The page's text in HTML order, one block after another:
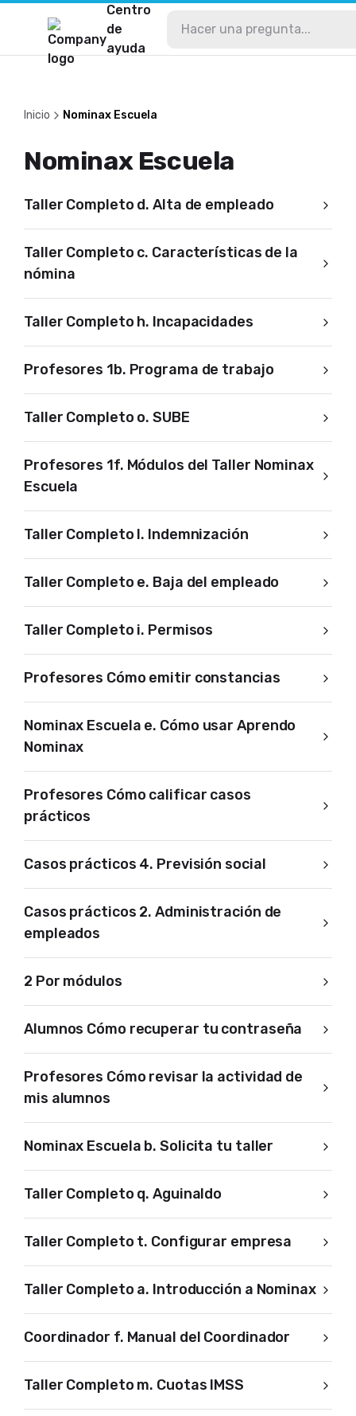
Centro
de
ayuda
Inicio Nominax Escuela
Nominax Escuela
Taller Completo d. Alta de empleado
Taller Completo c. Características de la
nómina
Taller Completo h. Incapacidades
Profesores 1b. Programa de trabajo
Taller Completo o. SUBE
Profesores 1f. Módulos del Taller Nominax
Escuela
Taller Completo l. Indemnización
Taller Completo e. Baja del empleado
Taller Completo i. Permisos
Profesores Cómo emitir constancias
Nominax Escuela e. Cómo usar Aprendo
Nominax
Profesores Cómo calificar casos
prácticos
Casos prácticos 4. Previsión social
Casos prácticos 2. Administración de
empleados
2 Por módulos
Alumnos Cómo recuperar tu contraseña
Profesores Cómo revisar la actividad de
mis alumnos
Nominax Escuela b. Solicita tu taller
Taller Completo q. Aguinaldo
Taller Completo t. Configurar empresa
Taller Completo a. Introducción a Nominax
Coordinador f. Manual del Coordinador
Taller Completo m. Cuotas IMSS